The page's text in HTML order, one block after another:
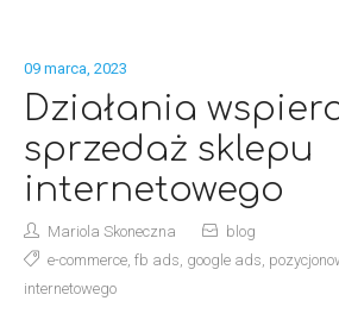
09 marca, 2023
Działania
sprzedaż sklepu
internetowego
Mariola Skoneczna
blog
e-commerce, fb ads, google ads,
internetowego